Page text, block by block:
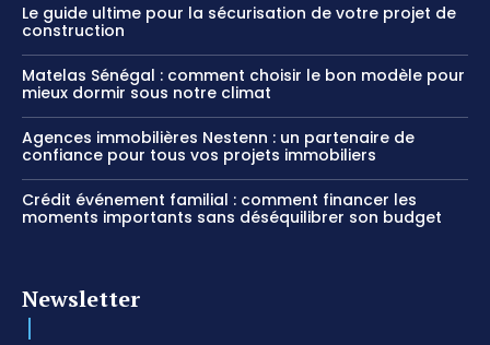
Le guide ultime pour la sécurisation de votre projet de
construction
Matelas Sénégal : comment choisir le bon modèle pour
mieux dormir sous notre climat
Agences immobilières Nestenn : un partenaire de
confiance pour tous vos projets immobiliers
Crédit événement familial : comment financer les
moments importants sans déséquilibrer son budget
Newsletter